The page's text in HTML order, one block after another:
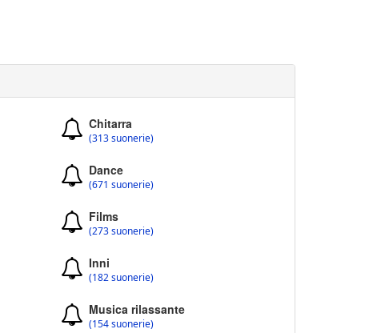
Chitarra
(313 suonerie)
Dance
(671 suonerie)
Films
(273 suonerie)
Inni
(182 suonerie)
Musica rilassante
(154 suonerie)